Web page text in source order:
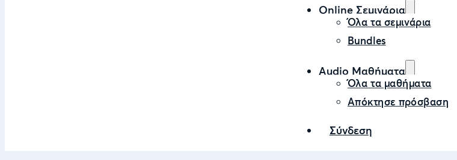
Online Σεμινάρια
Όλα τα σεμινάρια
Bundles
Audio Μαθήματα
Όλα τα μαθήματα
Απόκτησε πρόσβαση
Σύνδεση